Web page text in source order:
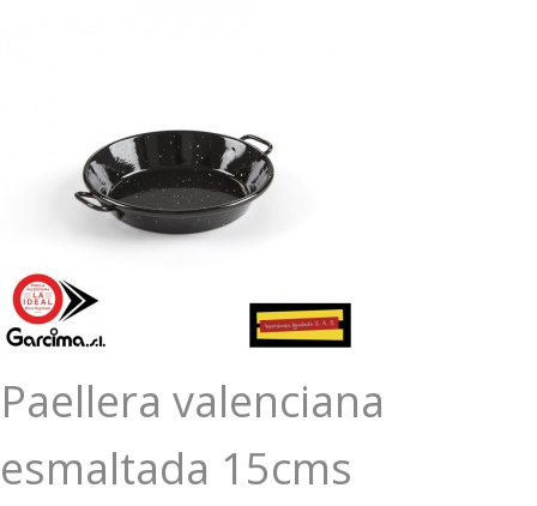
Paellera valenciana
esmaltada 15cms